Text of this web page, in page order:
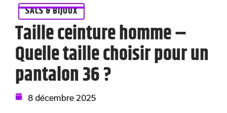
SACS & BIJOUX
Taille ceinture homme –
Quelle taille choisir pour un
pantalon 36 ?
8 décembre 2025